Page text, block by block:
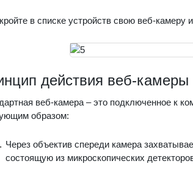
в списке устройств свою веб-камеру
действия веб-камеры
веб-камера – это подключенное к
образом:
Через объектив спереди камера
состоящую из микроскопических